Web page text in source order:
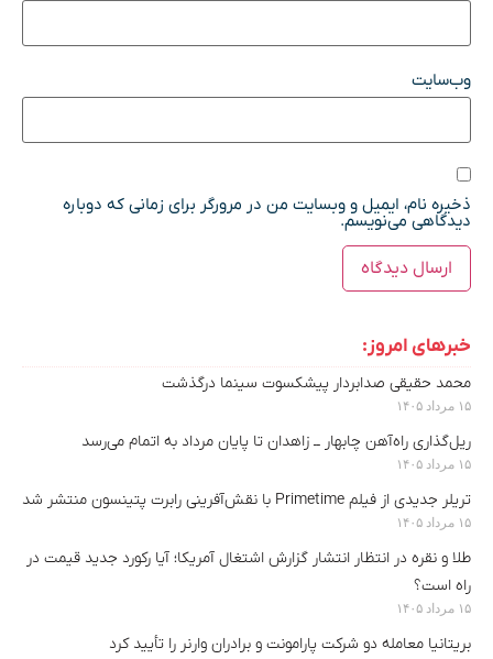
وب‌سایت
ذخیره نام، ایمیل و وبسایت من در مرورگر برای زمانی که دوباره
دیدگاهی می‌نویسم.
خبرهای امروز:
محمد حقیقی صدابردار پیشکسوت سینما درگذشت
۱۵ مرداد ۱۴۰۵
ریل‌گذاری راه‌آهن چابهار ــ زاهدان تا پایان مرداد به اتمام می‌رسد
۱۵ مرداد ۱۴۰۵
تریلر جدیدی از فیلم Primetime با نقش‌آفرینی رابرت پتینسون منتشر شد
۱۵ مرداد ۱۴۰۵
طلا و نقره در انتظار انتشار گزارش اشتغال آمریکا؛ آیا رکورد جدید قیمت در
راه است؟
۱۵ مرداد ۱۴۰۵
بریتانیا معامله دو شرکت پارامونت و برادران وارنر را تأیید کرد